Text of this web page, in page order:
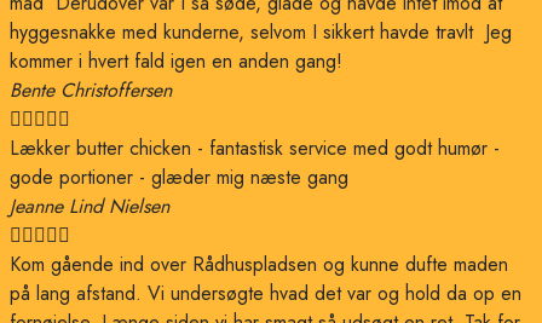
hyggesnakke med kunderne, selvom I sikkert havde travlt Jeg
kommer i hvert fald igen en anden gang!
Bente Christoffersen

Lækker butter chicken - fantastisk service med godt humør -
gode portioner - glæder mig næste gang
Jeanne Lind Nielsen

Kom gående ind over Rådhuspladsen og kunne dufte maden
på lang afstand. Vi undersøgte hvad det var og hold da op en